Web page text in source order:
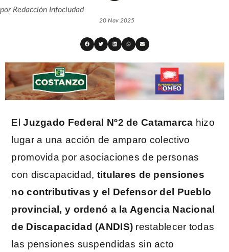
porRedacción Infociudad
20 Nov 2025
ElJuzgado Federal Nº2 de Catamarca hizo
lugar a una acción de amparo colectivo
promovida por asociaciones de personas
con discapacidad, titulares de pensiones
no contributivas y el Defensor del Pueblo
provincial, y ordenó a la Agencia Nacional
de Discapacidad (ANDIS) restablecer todas
las pensiones suspendidas sin acto